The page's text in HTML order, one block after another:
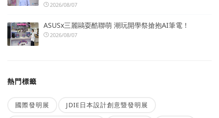
2026/08/07
ASUSx三麗鷗耍酷聯萌 潮玩開學祭搶抱AI筆電！
2026/08/07
熱門標籤
國際發明展 JDIE日本設計創意暨發明展